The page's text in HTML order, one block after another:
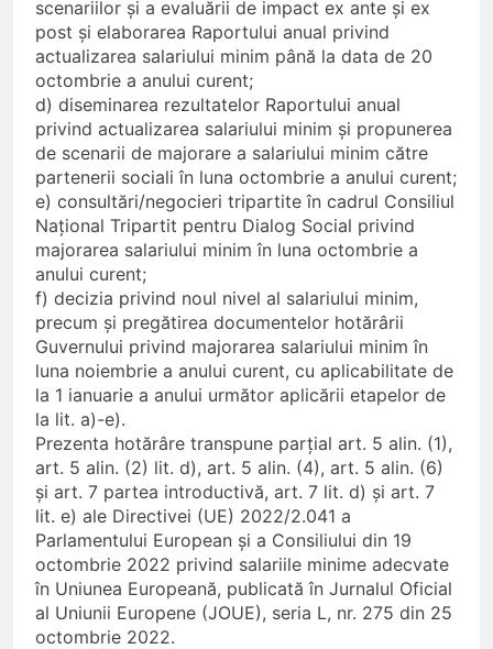
scenariilor și a evaluării de impact ex ante și ex
post și elaborarea Raportului anual privind
actualizarea salariului minim până la data de 20
octombrie a anului curent;
d) diseminarea rezultatelor Raportului anual
privind actualizarea salariului minim și propunerea
de scenarii de majorare a salariului minim către
partenerii sociali în luna octombrie a anului curent;
e) consultări/negocieri tripartite în cadrul Consiliul
Național Tripartit pentru Dialog Social privind
majorarea salariului minim în luna octombrie a
anului curent;
f) decizia privind noul nivel al salariului minim,
precum și pregătirea documentelor hotărârii
Guvernului privind majorarea salariului minim în
luna noiembrie a anului curent, cu aplicabilitate de
la 1 ianuarie a anului următor aplicării etapelor de
la lit. a)-e).
Prezenta hotărâre transpune parțial art. 5 alin. (1),
art. 5 alin. (2) lit. d), art. 5 alin. (4), art. 5 alin. (6)
și art. 7 partea introductivă, art. 7 lit. d) și art. 7
lit. e) ale Directivei (UE) 2022/2.041 a
Parlamentului European și a Consiliului din 19
octombrie 2022 privind salariile minime adecvate
în Uniunea Europeană, publicată în Jurnalul Oficial
al Uniunii Europene (JOUE), seria L, nr. 275 din 25
octombrie 2022.